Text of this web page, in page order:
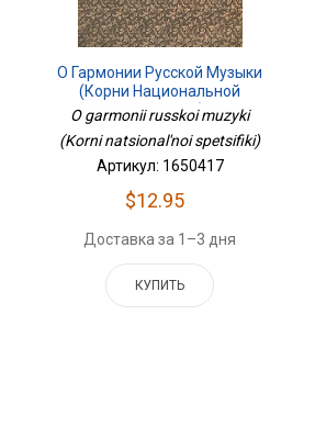
О Гармонии Русской Музыки
(Корни Национальной
Специфики)
O garmonii russkoi muzyki
(Korni natsional'noi spetsifiki)
Артикул: 1650417
$12.95
Доставка за 1–3 дня
КУПИТЬ